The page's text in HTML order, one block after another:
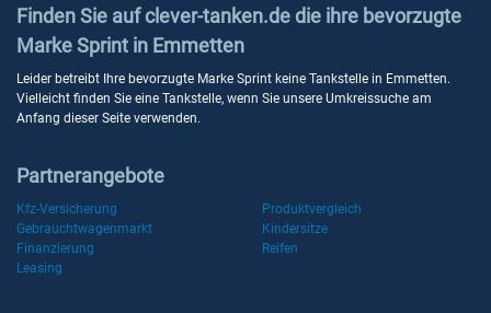
Finden Sie auf clever-tanken.de die ihre bevorzugte
Marke Sprint in Emmetten
Leider betreibt Ihre bevorzugte Marke Sprint keine Tankstelle in Emmetten.
Vielleicht finden Sie eine Tankstelle, wenn Sie unsere Umkreissuche am
Anfang dieser Seite verwenden.
Partnerangebote
Kfz-Versicherung
Produktvergleich
Gebrauchtwagenmarkt
Kindersitze
Finanzierung
Reifen
Leasing